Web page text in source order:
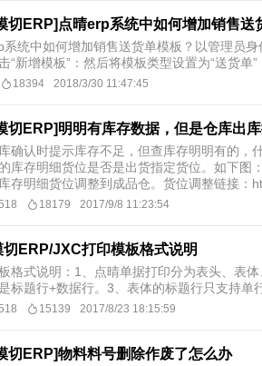
切ERP]点晴erp系统中如何增加销售送
系统中如何增加销售送货单模板？以管理员
“新增模板”：然后将模板类型设置为“送货
18394 2018/3/30 11:47:45
切ERP]明明有库存数据，但是仓库出
确认时提示库存不足，但查库存明明有的，
库存明细货位是否是出货指定货位。如下图
存明细货位调整到成品仓。货位调整链接：
18179 2017/9/8 11:23:54
切ERP/JXC打印模板格式说明
格式说明：1、点晴单据打印分为表头、表
标题行+数据行。3、表体的标题行只支持单
15139 2017/8/23 18:15:59
切ERP]物料料号删除作废了怎么办